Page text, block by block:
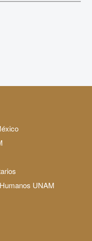
UNAM